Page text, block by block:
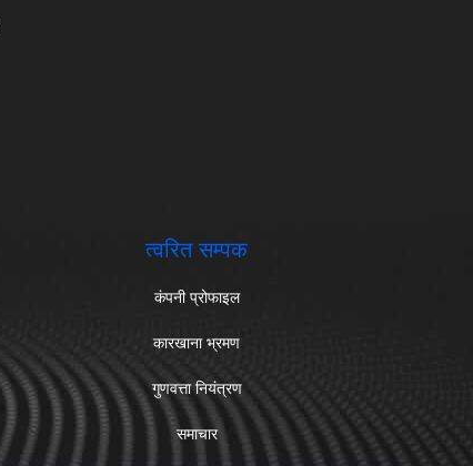
त्वरित सम्पक
कंपनी प्रोफाइल
कारखाना भ्रमण
गुणवत्ता नियंत्रण
समाचार